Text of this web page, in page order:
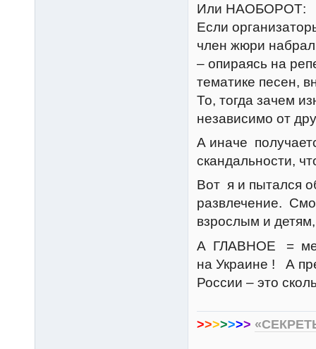
Или НАОБОРОТ:
Если
член жюри набрал
– опираясь на
тематике песен,
То, тогда зачем
независимо от
А иначе
скандальности,
Вот я и пытался
развлечение.
взрослым и
А ГЛАВНОЕ =
на Украине ! А
России – это
>>>>>>>